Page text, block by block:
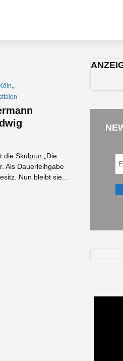
Köln,
die Skulptur „Die
Als Dauerleihgabe
Nun bleibt sie...